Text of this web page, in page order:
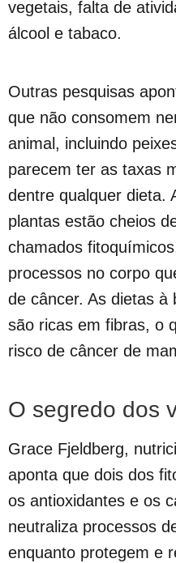
vegetais, falta de
álcool e tabaco.
Outras pesquisas
que não consomem
animal, incluindo
parecem ter as taxas
dentre qualquer dieta.
plantas estão cheios
chamados
processos no corpo
de câncer. As dietas à
são ricas em fibras, o
risco de câncer de
O segredo dos
Grace Fjeldberg,
aponta que dois dos
os antioxidantes e os
neutraliza processos
enquanto protegem e